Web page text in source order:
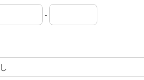
番
番 -
番号